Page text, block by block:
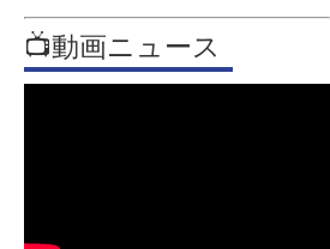
📺動画ニュース